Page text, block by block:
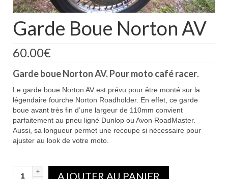
Nous situer
Garde Boue Norton AV
60.00€
Garde boue Norton AV. Pour moto café racer.
Le garde boue Norton AV est prévu pour être monté sur la
légendaire fourche Norton Roadholder. En effet, ce garde
boue avant très fin d’une largeur de 110mm convient
parfaitement au pneu ligné Dunlop ou Avon RoadMaster.
Aussi, sa longueur permet une recoupe si nécessaire pour
ajuster au look de votre moto.
Quantité AJOUTER AU PANIER